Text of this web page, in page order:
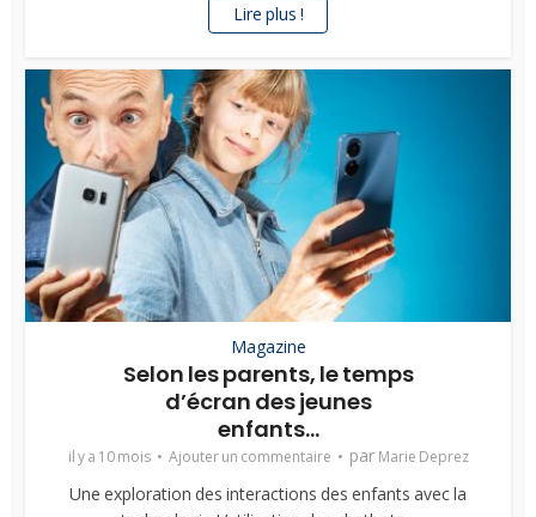
Lire plus !
Magazine
Selon les parents, le temps
d’écran des jeunes
enfants...
il y a 10 mois Ajouter un commentaire par Marie Deprez
Une exploration des interactions des enfants avec la